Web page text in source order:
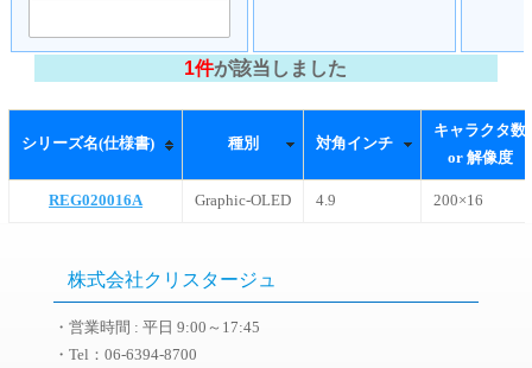
1件が該当しました
シリーズ名(仕様書) 種別 対角インチ
キャラクタ
or 解像度
REG020016A Graphic-OLED 4.9 200×16
株式会社クリスタージュ
・営業時間 : 平日 9:00～17:45
・Tel：06-6394-8700